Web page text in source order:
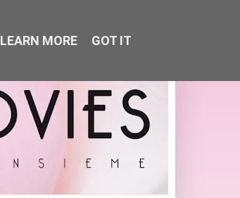
LEARN MORE GOT IT